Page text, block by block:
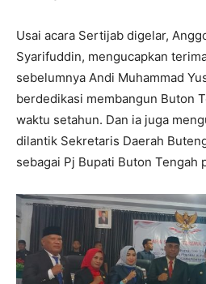
Usai acara Sertijab digelar,
Syarifuddin, mengucapkan
sebelumnya Andi Muhammad
berdedikasi membangun Buton
waktu setahun. Dan ia juga
dilantik Sekretaris Daerah
sebagai Pj Bupati Buton Tengah